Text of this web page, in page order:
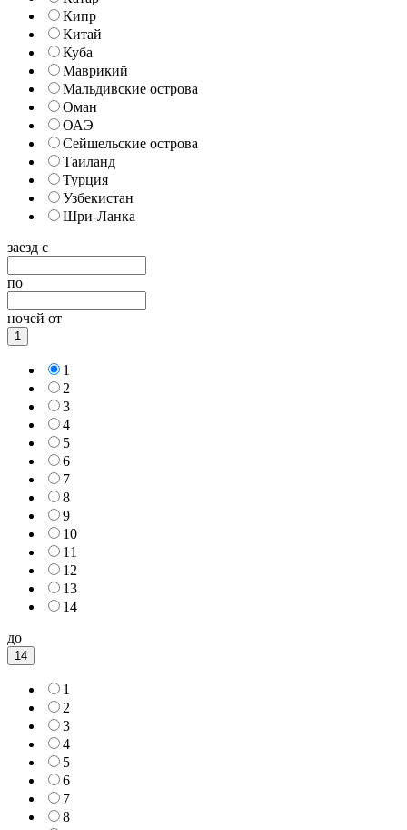
Кипр
Китай
Куба
Маврикий
Мальдивские острова
Оман
ОАЭ
Сейшельские острова
Таиланд
Турция
Узбекистан
Шри-Ланка
заезд с
по
ночей от
1
1
2
3
4
5
6
7
8
9
10
11
12
13
14
до
14
1
2
3
4
5
6
7
8